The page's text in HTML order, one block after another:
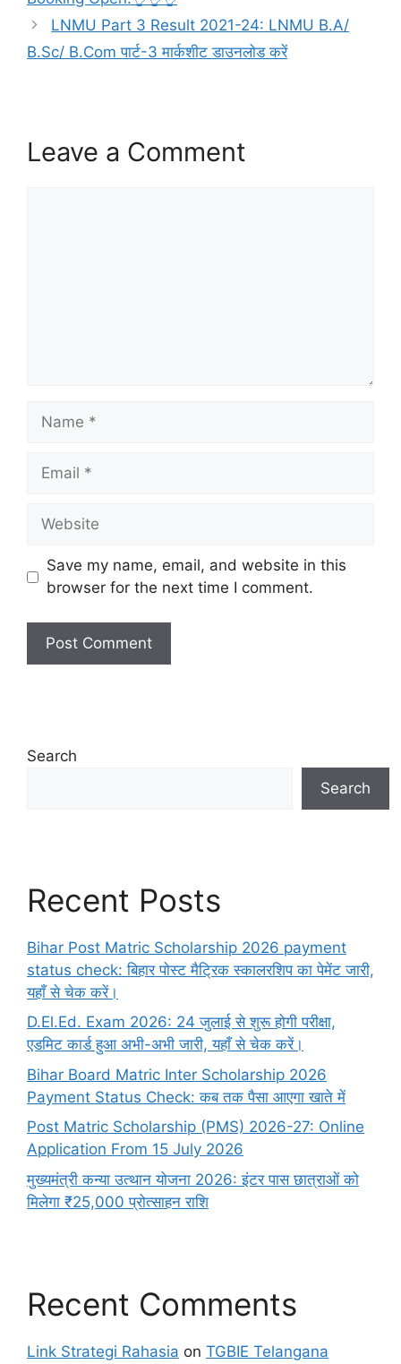
LNMU Part 3 Result 2021-24: LNMU B.A/
B.Sc/ B.Com पार्ट-3 मार्कशीट डाउनलोड करें
Leave a Comment
Name
Email
Website
Save my name, email, and website in this
browser for the next time I comment.
Search
Search
Recent Posts
Bihar Post Matric Scholarship 2026 payment
status check: बिहार पोस्ट मैट्रिक स्कालरशिप का पेमेंट जारी,
यहाँ से चेक करें।
D.El.Ed. Exam 2026: 24 जुलाई से शुरू होगी परीक्षा,
एडमिट कार्ड हुआ अभी-अभी जारी, यहाँ से चेक करें।
Bihar Board Matric Inter Scholarship 2026
Payment Status Check: कब तक पैसा आएगा खाते में
Post Matric Scholarship (PMS) 2026-27: Online
Application From 15 July 2026
मुख्यमंत्री कन्या उत्थान योजना 2026: इंटर पास छात्राओं को
मिलेगा ₹25,000 प्रोत्साहन राशि
Recent Comments
Link Strategi Rahasia on TGBIE Telangana